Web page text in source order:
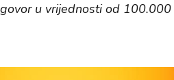
u vrijednosti od 100.000